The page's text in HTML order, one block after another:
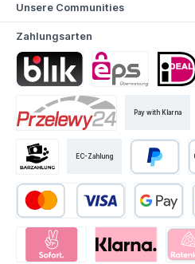
Unsere Communities
Zahlungsarten
Pay with Klarna
EC-Zahlung